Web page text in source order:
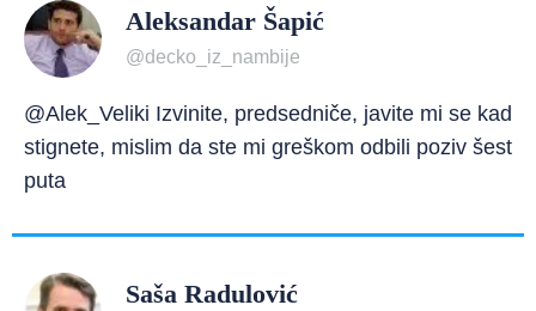
Aleksandar Šapić
@decko_iz_nambije
@Alek_Veliki Izvinite, predsedniče, javite mi se kad
stignete, mislim da ste mi greškom odbili poziv šest
puta
Saša Radulović